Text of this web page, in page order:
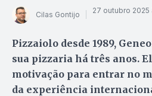
Cilas Gontijo 27 outubro 2025
Pizzaiolo desde 1989,
sua pizzaria há três anos.
motivação para entrar no
da experiência